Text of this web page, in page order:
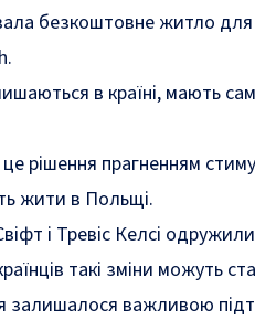
безкоштовне житло для
в країні, мають
рішення прагненням
жити в Польщі.
і Тревіс Келсі
такі зміни можуть
залишалося важливою